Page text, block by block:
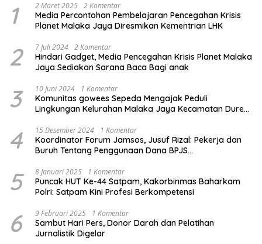
1 2 Maret 2025 2 Komentar
Media Percontohan Pembelajaran Pencegahan Krisis
Planet Malaka Jaya Diresmikan Kementrian LHK
2 7 Juli 2024 2 Komentar
Hindari Gadget, Media Pencegahan Krisis Planet Malaka
Jaya Sediakan Sarana Baca Bagi anak
3 10 Juni 2024 1 Komentar
Komunitas gowees Sepeda Mengajak Peduli
Lingkungan Kelurahan Malaka Jaya Kecamatan Duren
4 15 Desember 2024 1 Komentar
Koordinator Forum Jamsos, Jusuf Rizal: Pekerja dan
Buruh Tentang Penggunaan Dana BPJS
5 8 Januari 2025 1 Komentar
Puncak HUT Ke-44 Satpam, Kakorbinmas Baharkam
Polri: Satpam Kini Profesi Berkompetensi
6 9 Februari 2025 1 Komentar
Sambut Hari Pers, Donor Darah dan Pelatihan
Jurnalistik Digelar